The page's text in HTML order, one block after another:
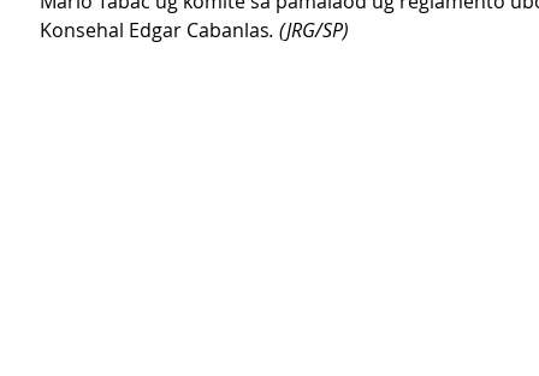
Konsehal Edgar Cabanlas. (JRG/SP)